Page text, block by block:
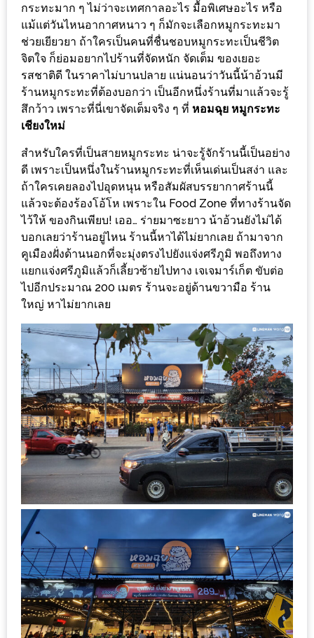
10
ร้าน
ค้า
แซ่บ
แม่ค้า
ร้าน
รวย
เสน่ห์
ของ
เชียงใหม่
ที่
ต้อง
ไป
ลอง
16
ร้าน
อร่อย
ที่
ต้อง
มา
ลอง
ถนน
คน
อาทิตย์
ท่าแพ
เชียงใหม่
CART
กระทะมาก ๆ ไม่ว่าจะเทศกาลอะไร มื้อพิเศษอะไร หรือ
แม้แต่วันไหนอากาศหนาว ๆ ก็มักจะเลือกหมูกระทะมา
ช่วยเยียวยา ถ้าใครเป็นคนที่ชื่นชอบหมูกระทะเป็นชีวิต
จิตใจ ก็ย่อมอยากไปร้านที่จัดหนัก จัดเต็ม ของเยอะ
รสชาติดี ในราคาไม่บานปลาย แน่นอนว่าวันนี้น้าอ้วนมี
ร้านหมูกระทะที่ต้องบอกว่า เป็นอีกหนึ่งร้านที่มาแล้วจะรู้
สึกว้าว เพราะที่นี่เขาจัดเต็มจริง ๆ ที่ หอมฉุย หมูกระทะ
เชียงใหม่
สำหรับใครที่เป็นสายหมูกระทะ น่าจะรู้จักร้านนี้เป็นอย่าง
ดี เพราะเป็นหนึ่งในร้านหมูกระทะที่เห็นเด่นเป็นสง่า และ
ถ้าใครเคยลองไปอุดหนุน หรือสัมผัสบรรยากาศร้านนี้
แล้วจะต้องร้องโอ้โห เพราะใน Food Zone ที่ทางร้านจัด
ไว้ให้ ของกินเพียบ! เออ… ร่ายมาซะยาว น้าอ้วนยังไม่ได้
บอกเลยว่าร้านอยู่ไหน ร้านนี้หาได้ไม่ยากเลย ถ้ามาจาก
คูเมืองฝั่งด้านนอกที่จะมุ่งตรงไปยังแจ่งศรีภูมิ พอถึงทาง
แยกแจ่งศรีภูมิแล้วก็เลี้ยวซ้ายไปทาง เจเจมาร์เก็ต ขับต่อ
ไปอีกประมาณ 200 เมตร ร้านจะอยู่ด้านขวามือ ร้าน
ใหญ่ หาไม่ยากเลย